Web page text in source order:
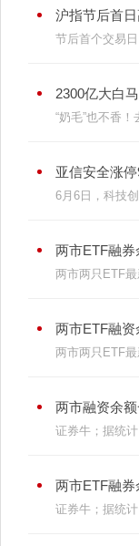
沪指节后首
节后首个交易
2300亿大白
“奶毛”也不香
亚信安全涨
6月6日，科技
两市ETF融券
两市两只ETF
两市ETF融资
两市两只ETF
两市融资余
证券牛；据统
两市ETF融
证券牛；据统